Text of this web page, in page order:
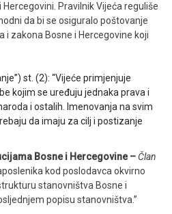
Pravilnik Vijeća reguliše
da bi se osiguralo poštovanje
i zakona Bosne i Hercegovine koji
st. (2): “Vijeće primjenjuje
kojim se uređuju jednaka prava i
i ostalih. Imenovanja na svim
da imaju za cilj i postizanje
Bosne i Hercegovine –Član
kod poslodavca okvirno
stanovništva Bosne i
popisu stanovništva.”